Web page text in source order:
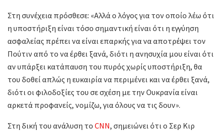
Στη συνέχεια πρόσθεσε: «Αλλά ο λόγος για τον οποίο λέω ότι
η υποστήριξη είναι τόσο σημαντική είναι ότι η εγγύηση
ασφαλείας πρέπει να είναι επαρκής για να αποτρέψει τον
Πούτιν από το να έρθει ξανά, διότι η ανησυχία μου είναι ότι
αν υπάρξει κατάπαυση του πυρός χωρίς υποστήριξη, θα
του δοθεί απλώς η ευκαιρία να περιμένει και να έρθει ξανά,
διότι οι φιλοδοξίες του σε σχέση με την Ουκρανία είναι
αρκετά προφανείς, νομίζω, για όλους να τις δουν».
Στη δική του ανάλυση το CNN, σημειώνει ότι ο Σερ Κιρ